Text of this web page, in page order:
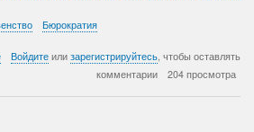
Бюрократия
КАК
Войдите или зарегистрируйтесь, чтобы оставлять
комментарии
204 просмотра